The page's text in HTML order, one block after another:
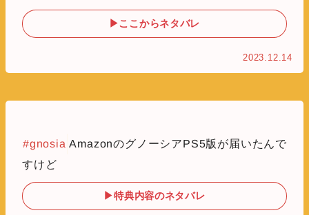
▶ここからネタバレ
2023.12.14
#gnosia AmazonのグノーシアPS5版が届いたんで
すけど
▶特典内容のネタバレ